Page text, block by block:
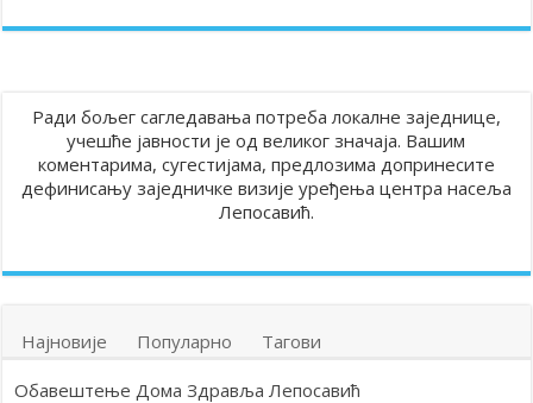
Ради бољег сагледавања потреба локалне заједнице,
учешће јавности је од великог значаја. Вашим
коментарима, сугестијама, предлозима допринесите
дефинисању заједничке визије уређења центра насеља
Лепосавић.
Најновије Популарно Тагови
Обавештење Дома Здравља Лепосавић